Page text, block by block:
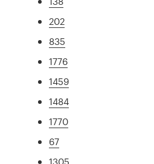
202
835
1776
1459
1484
1770
67
1305